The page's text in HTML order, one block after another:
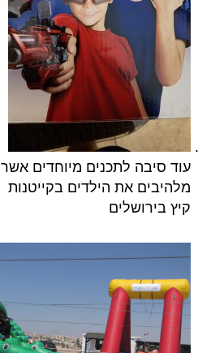
עוד סיבה לתכנים מיוחדים אשר
מלהיבים את הילדים בקייטנות
קיץ בירושלים